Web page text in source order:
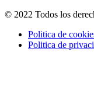
© 2022 Todos los
Politica de
Politica de